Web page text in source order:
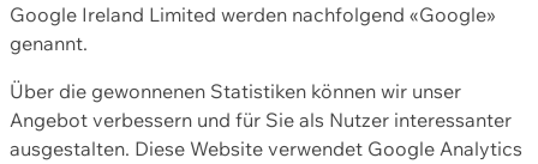
Google Ireland Limited werden nachfolgend «Google»
genannt.
Über die gewonnenen Statistiken können wir unser
Angebot verbessern und für Sie als Nutzer interessanter
ausgestalten. Diese Website verwendet Google Analytics